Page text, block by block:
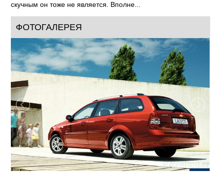
скучным он тоже не является. Вполне...
ФОТОГАЛЕРЕЯ